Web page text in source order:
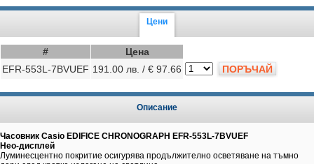
Цени
#
Цена
EFR-553L-7BVUEF 191.00 лв. / € 97.66 ПОРЪЧАЙ
Описание
Часовник Casio EDIFICE CHRONOGRAPH EFR-553L-7BVUEF
Нео-дисплей
Луминесцентно покритие осигурява продължително осветяване на тъмно